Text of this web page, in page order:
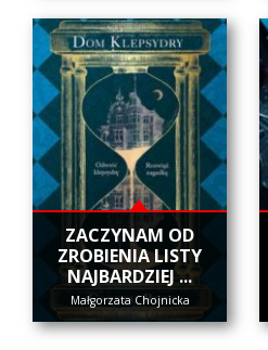
ZACZYNAM OD
ZROBIENIA LISTY
NAJBARDZIEJ ...
Małgorzata Chojnicka